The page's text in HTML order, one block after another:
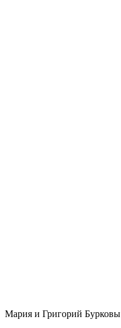
Мария и Григорий Бурковы